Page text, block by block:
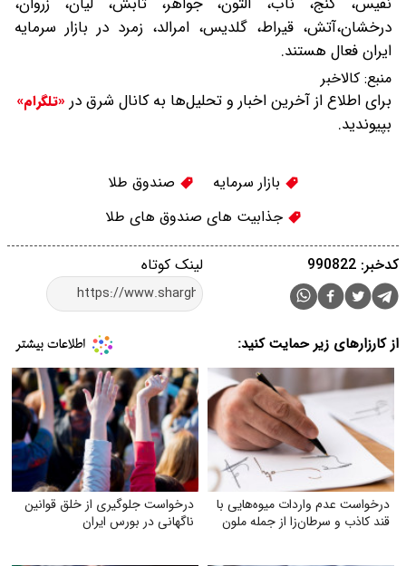
درخشان،آتش، قیراط، گلدیس، امرالد، زمرد در بازار سرمایه
ایران فعال هستند.
منبع: کالاخبر
برای اطلاع از آخرین اخبار و تحلیل‌ها به کانال شرق در «تلگرام»
بپیوندید.
بازار سرمایه
صندوق طلا
جذابیت های صندوق های طلا
لینک کوتاه کدخبر: 990822
از کارزارهای زیر حمایت کنید:
درخواست عدم واردات میوه‌هایی با
قند کاذب و سرطان‌زا از جمله ملون
درخواست جلوگیری از خلق قوانین
ناگهانی در بورس ایران